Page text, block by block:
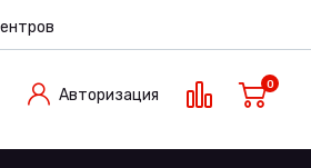
Авторизация
0